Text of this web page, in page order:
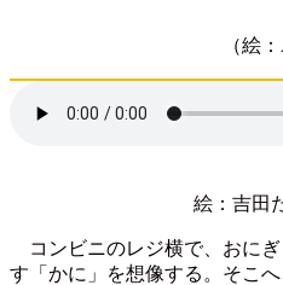
（絵：
絵：吉田
コンビニのレジ横で、おにぎ
す「かに」を想像する。そこ